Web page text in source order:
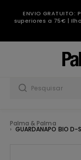
ENVIO
superiores a 75€ |
Palma & Palma
GUARDANAPO BIO